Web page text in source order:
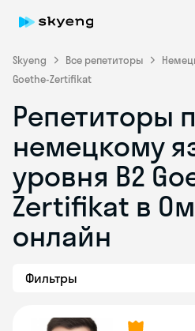
Skyeng Все репетиторы
Goethe-Zertifikat
Репетиторы
немецкому
уровня B2
Zertifikat в
онлайн
Фильтры
Skyeng Chat